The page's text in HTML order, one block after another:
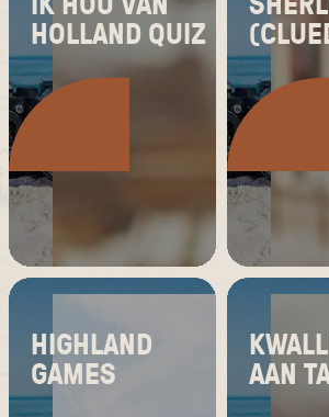
HOLLAND QUIZ
HIGHLAND
GAMES AAN